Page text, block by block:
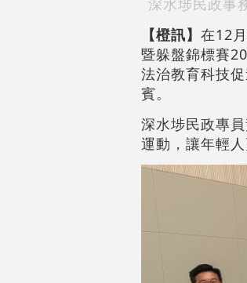
【橙訊】 在12
暨躲盤錦標賽
法治教育科技
賓。
深水埗民政專
運動，讓年輕